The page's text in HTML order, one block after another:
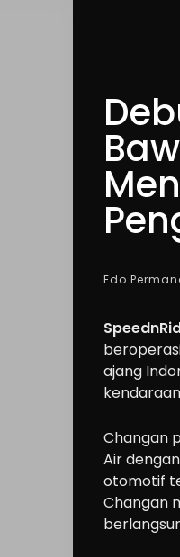
Edo
ajang
Changan
Air
otomotif
Changan